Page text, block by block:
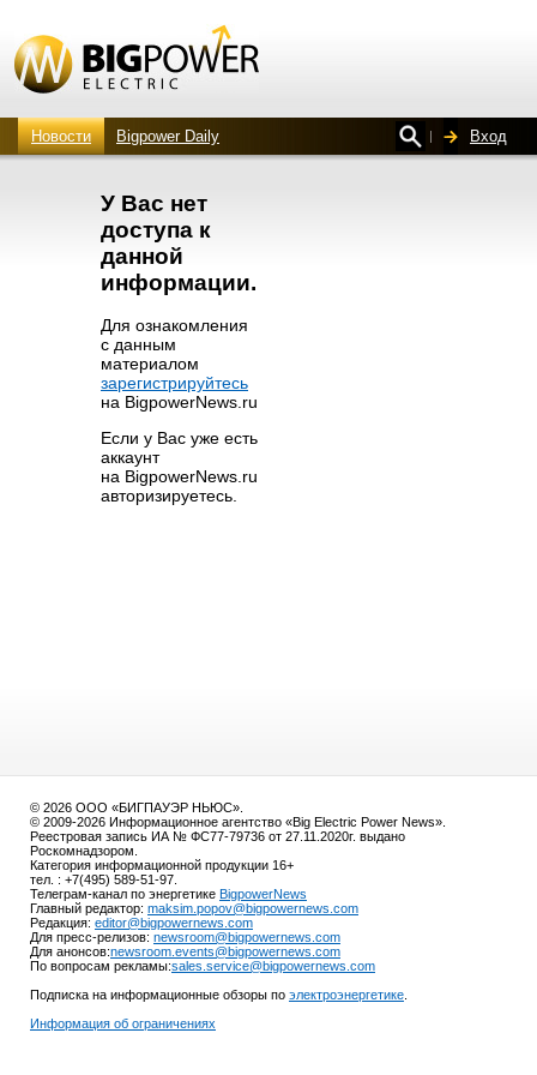
Новости Bigpower Daily Вход
У Вас нет
доступа к
данной
информации.
Для ознакомления
с данным
материалом
зарегистрируйтесь
на BigpowerNews.ru
Если у Вас уже есть
аккаунт
на BigpowerNews.ru
авторизируетесь.
© 2026 ООО «БИГПАУЭР НЬЮС».
© 2009-2026 Информационное агентство «Big Electric Power News».
Реестровая запись ИА № ФС77-79736 от 27.11.2020г. выдано
Роскомнадзором.
Категория информационной продукции 16+
тел. : +7(495) 589-51-97.
Телеграм-канал по энергетике BigpowerNews
Главный редактор: maksim.popov@bigpowernews.com
Редакция: editor@bigpowernews.com
Для пресс-релизов: newsroom@bigpowernews.com
Для анонсов:newsroom.events@bigpowernews.com
По вопросам рекламы:sales.service@bigpowernews.com
Подписка на информационные обзоры по электроэнергетике
Информация об ограничениях